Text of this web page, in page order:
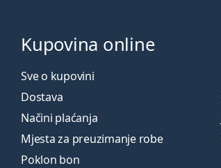
Kupovina online
Sve o kupovini
Dostava
Načini plaćanja
Mjesta za preuzimanje robe
Poklon bon